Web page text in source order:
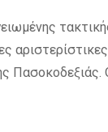
Πασοκοδεξιάς.